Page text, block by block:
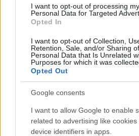
I want to opt-out of processing my
Personal Data for Targeted
Opted In
I want to opt-out of Collection,
Retention, Sale, and/or Sharing
Personal Data that Is Unrelated
Purposes for which it was
Opted Out
Google consents
I want to allow Google to enable
related to advertising like
device identifiers in apps.
Η Ελληνίδα ευρωβουλευτής
προσηλωμένο στην προστασία
καθόλη τη διάρκεια των
διασφαλίζοντας τον πυρήνα
δικαιωμάτων τους και
τριών ωρών για την καταβολή
Παράλληλα, ενίσχυσε
πλαίσιο προστασίας, θέσπισε